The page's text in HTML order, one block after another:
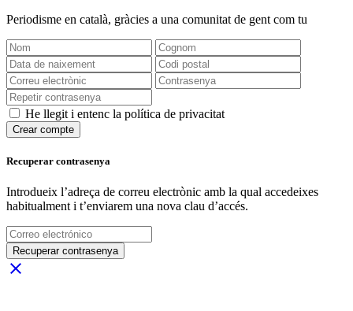
Periodisme en català, gràcies a una comunitat de gent com tu
He llegit i entenc la política de privacitat
Crear compte
Recuperar contrasenya
Introdueix l’adreça de correu electrònic amb la qual accedeixes
habitualment i t’enviarem una nova clau d’accés.
Recuperar contrasenya
close